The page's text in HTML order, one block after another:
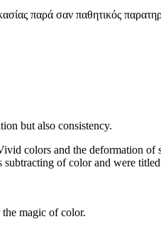
παρά σαν παθητικός
but also consistency.
colors and the deformation of
of color and were
magic of color.